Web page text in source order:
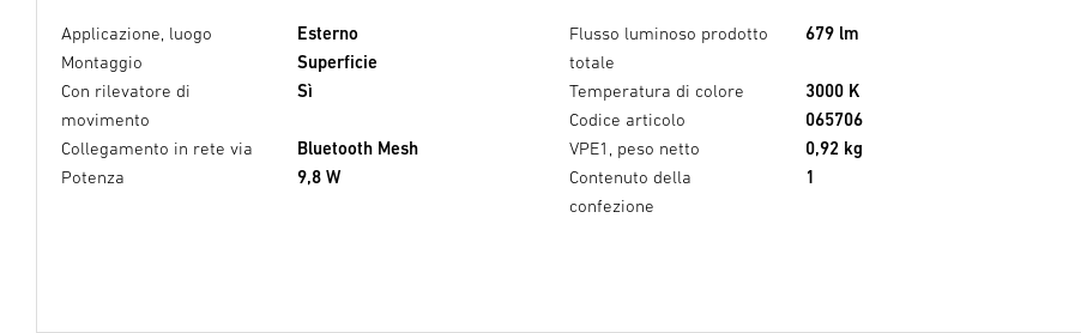
Applicazione, luogo
Esterno
Montaggio
Superficie
Con rilevatore di
movimento
Sì
Collegamento in rete via
Bluetooth Mesh
Potenza
9,8 W
Flusso luminoso prodotto
totale
679 lm
Temperatura di colore
3000 K
Codice articolo
065706
VPE1, peso netto
0,92 kg
Contenuto della
confezione
1